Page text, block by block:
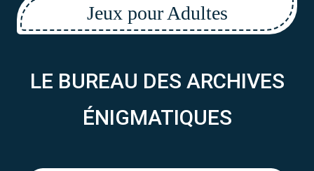
Jeux pour Adultes
LE BUREAU DES ARCHIVES
ÉNIGMATIQUES